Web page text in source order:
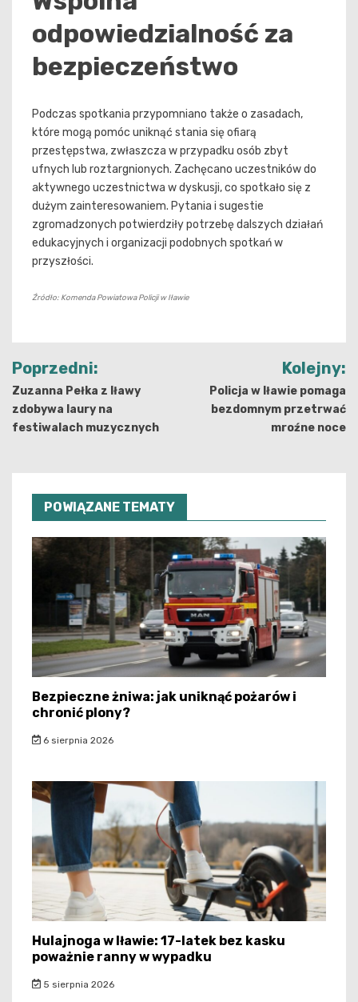
odpowiedzialność za
bezpieczeństwo
Podczas spotkania przypomniano także o zasadach,
które mogą pomóc uniknąć stania się ofiarą
przestępstwa, zwłaszcza w przypadku osób zbyt
ufnych lub roztargnionych. Zachęcano uczestników do
aktywnego uczestnictwa w dyskusji, co spotkało się z
dużym zainteresowaniem. Pytania i sugestie
zgromadzonych potwierdziły potrzebę dalszych działań
edukacyjnych i organizacji podobnych spotkań w
przyszłości.
Źródło: Komenda Powiatowa Policji w Iławie
Nawigacja
wpisu
Poprzedni:
Zuzanna Pełka z Iławy
zdobywa laury na
festiwalach muzycznych
Kolejny:
Policja w Iławie pomaga
bezdomnym przetrwać
mroźne noce
POWIĄZANE TEMATY
Bezpieczne żniwa: jak uniknąć pożarów i
chronić plony?
6 sierpnia 2026
Hulajnoga w Iławie: 17-latek bez kasku
poważnie ranny w wypadku
5 sierpnia 2026